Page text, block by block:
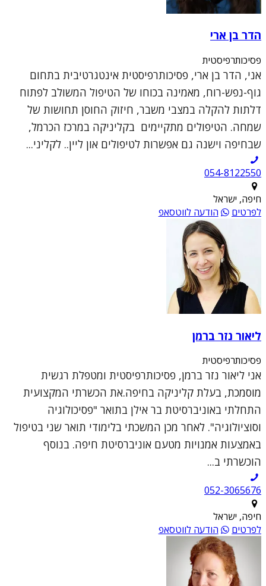
הדר בן ארי
פסיכותרפיסטית
אני, הדר בן ארי, פסיכותרפיסטית אינטגרטיבית בתחום
גוף-נפש-רוח, מאמינה בכוחו של הטיפול המשולב לפתוח
דלתות להקלה במצבי משבר, חיזוק החוסן תחושות של
שמחה. הטיפולים מתקיימים בקליניקה במרכז הכרמל,
שבחיפה וישנה גם אפשרות לטיפולים און ליין.. לקליני...
054-8122550
חיפה, ישראל
לפרטים
הודעה לווטסאפ
ליאור נזר ברמן
פסיכותרפיסטית
אני ליאור נזר ברמן, פסיכותרפיסטית ומטפלת רגשית
מוסמכת, בעלת קליניקה בחיפה.את הכשרתי המקצועית
התחלתי באוניברסיטת בר אילן בתואר "פסיכולוגיה
וסוציולוגיה". לאחר מכן המשכתי בלימודי תואר שני בטיפול
באמצעות אמנויות מטעם אוניברסיטת חיפה. בנוסף
הוכשרתי ב...
052-3065676
חיפה, ישראל
לפרטים
הודעה לווטסאפ